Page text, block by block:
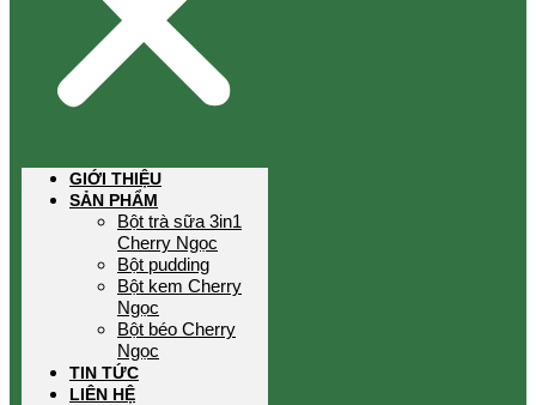
GIỚI THIỆU
SẢN PHẨM
Bột trà sữa 3in1
Cherry Ngọc
Bột pudding
Bột kem Cherry
Ngọc
Bột béo Cherry
Ngọc
TIN TỨC
LIÊN HỆ